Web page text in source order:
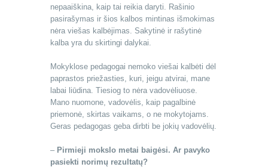
nepaaiškina, kaip tai reikia daryti. Rašinio
pasirašymas ir šios kalbos mintinas išmokimas
nėra viešas kalbėjimas. Sakytinė ir rašytinė
kalba yra du skirtingi dalykai.
Mokyklose pedagogai nemoko viešai kalbėti dėl
paprastos priežasties, kuri, jeigu atvirai, mane
labai liūdina. Tiesiog to nėra vadovėliuose.
Mano nuomone, vadovėlis, kaip pagalbinė
priemonė, skirtas vaikams, o ne mokytojams.
Geras pedagogas geba dirbti be jokių vadovėlių.
– Pirmieji mokslo metai baigėsi. Ar pavyko
pasiekti norimų rezultatų?